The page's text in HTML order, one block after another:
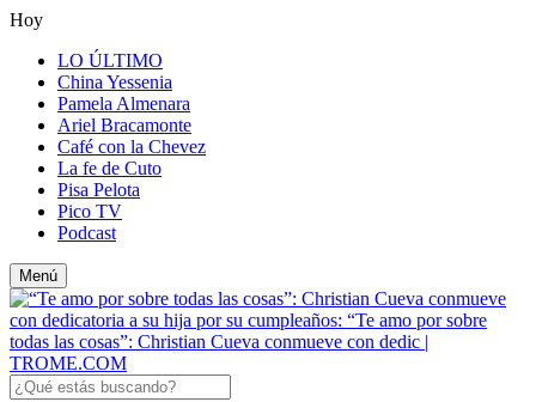
Hoy
LO ÚLTIMO
China Yessenia
Pamela Almenara
Ariel Bracamonte
Café con la Chevez
La fe de Cuto
Pisa Pelota
Pico TV
Podcast
Menú